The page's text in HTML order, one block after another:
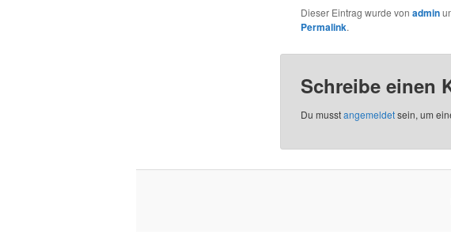
Dieser Eintrag wurde von admin
Permalink.
Schreibe einen
Du musstangemeldetsein, um